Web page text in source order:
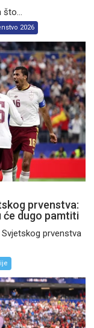
što...
2026
prvenstva:
će dugo pamtiti
prvenstva